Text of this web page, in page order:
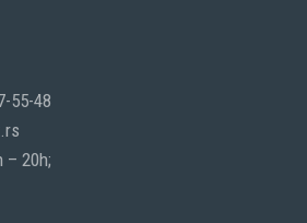
55-48
– 20h;